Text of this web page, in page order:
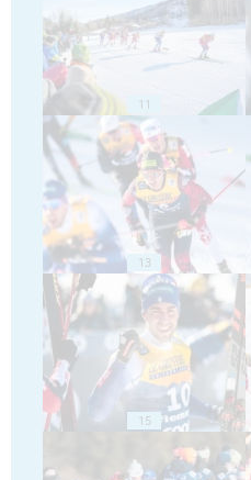
11
13
15